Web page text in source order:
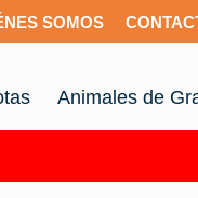
SOMOS
Animales de